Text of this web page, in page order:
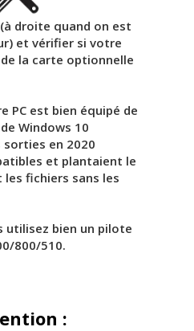
droite quand on est
et vérifier si votre
la carte optionnelle
PC est bien équipé de
Windows 10
en 2020
et plantaient le
les fichiers sans les
utilisez bien un pilote
800/510.
: